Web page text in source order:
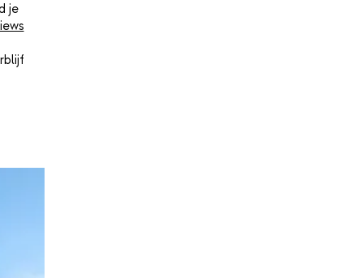
je